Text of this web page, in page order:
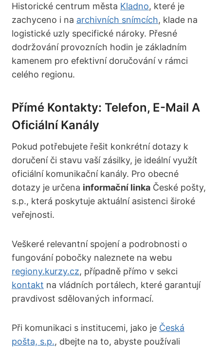
Historické centrum města Kladno, které je
zachyceno i na archivních snímcích, klade na
logistické uzly specifické nároky. Přesné
dodržování provozních hodin je základním
kamenem pro efektivní doručování v rámci
celého regionu.
Přímé Kontakty: Telefon, E-Mail A
Oficiální Kanály
Pokud potřebujete řešit konkrétní dotazy k
doručení či stavu vaší zásilky, je ideální využít
oficiální komunikační kanály. Pro obecné
dotazy je určena informační linka České pošty,
s.p., která poskytuje aktuální asistenci široké
veřejnosti.
Veškeré relevantní spojení a podrobnosti o
fungování pobočky naleznete na webu
regiony.kurzy.cz, případně přímo v sekci
kontakt na vládních portálech, které garantují
pravdivost sdělovaných informací.
Při komunikaci s institucemi, jako je Česká
pošta, s.p., dbejte na to, abyste používali